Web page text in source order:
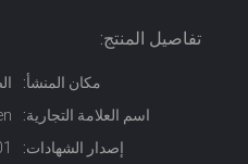
تفاصيل المنتج:
مكان المنشأ:
اسم العلامة التجارية:
إصدار الشهادات: